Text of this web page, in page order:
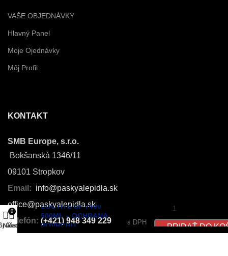
VAŠE OBJEDNÁVKY
Hlavný Panel
Moje Ojednávky
Môj Profil
KONTAKT
SMB Europe, s.r.o.
Bokšanská 1346/11
09101 Stropkov
Email: info@paskyalepidla.sk
office@paskyalepidla.sk
Telefón: (+421) 948 349 229
LOCTITE SF 7400
500ML – OCHRANA
POVRCHU
s DPH
PRIDAŤ DO
účet
0
Nákup